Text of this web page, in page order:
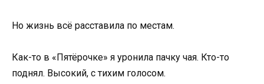
Но жизнь всё расставила по местам.
Как-то в «Пятёрочке» я уронила пачку чая. Кто-то
поднял. Высокий, с тихим голосом.